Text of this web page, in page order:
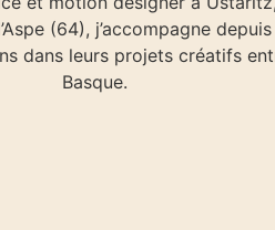
(64), j’accompagne
dans leurs projets créatifs
Basque.